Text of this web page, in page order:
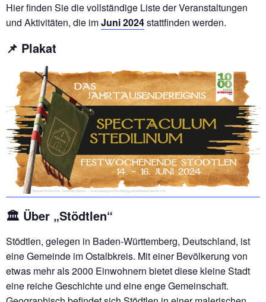
Hier finden Sie die vollständige Liste der Veranstaltungen
und Aktivitäten, die imJuni 2024stattfinden werden.
📌 Plakat
🏛️ Über „Stödtlen“
Stödtlen, gelegen in Baden-Württemberg, Deutschland, ist
eine Gemeinde im Ostalbkreis. Mit einer Bevölkerung von
etwas mehr als 2000 Einwohnern bietet diese kleine Stadt
eine reiche Geschichte und eine enge Gemeinschaft.